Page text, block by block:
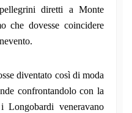
diretti a Monte
che dovesse coincidere
diventato così di moda
confrontandolo con la
veneravano